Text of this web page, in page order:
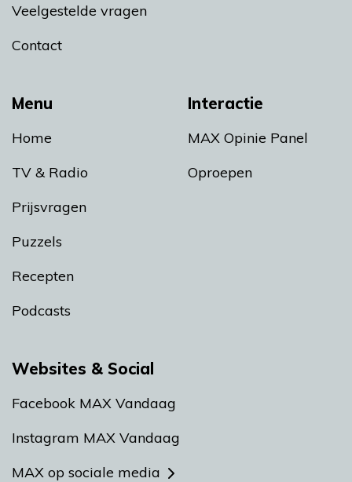
Menu
Home
TV & Radio
Prijsvragen
Puzzels
Recepten
Podcasts
Interactie
MAX Opinie Panel
Oproepen
Veelgestelde vragen
Contact
Websites & Social
Facebook MAX Vandaag
Instagram MAX Vandaag
MAX op sociale media